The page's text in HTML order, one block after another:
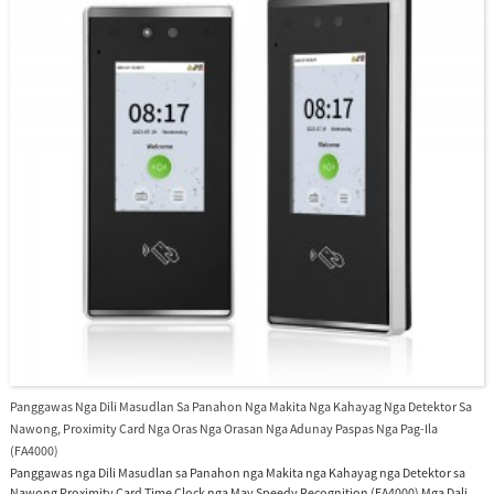
integrate sa ZKBioAccess Mobile Page aron suportahan ang Dynamic QR codes para sa
access control o time and attendance protocols. Dugang pa, ang SpeedFace-V4L Pro
series naglakip sa ultimate anti-spoofing algorithm para sa facial recognition, nga
nanalipod sa kadaghanan sa mga peke nga litrato ug video attacks. Gisuportahan
usab sa terminal ang espesyal nga QR modules sama sa QR code, PDF417, Data Matrix,
MicroPDF417, ug Aztec. Ang among mga device nagsuporta sa daghang pinulongan,
sama sa English, Spanish, Vietnamese, Thai, Indonesian, Russian, Italian, French,
Hebrew, Portuguese, Korean, Chinese, Turkish, German ug uban pa. Mahimo pilion sa
tiggamit ang pinulongan nga ilang gikinahanglan. Dugang pa, ang FacePro4-QR
mogana sa among gamhanang Web-based time and attendance software nga UTime
Master o ZKTime5.0 software.
Panggawas Nga Dili Masudlan Sa Panahon Nga Makita Nga Kahayag Nga Detektor Sa
Nawong, Proximity Card Nga Oras Nga Orasan Nga Adunay Paspas Nga Pag-Ila
(FA4000)
Panggawas nga Dili Masudlan sa Panahon nga Makita nga Kahayag nga Detektor sa